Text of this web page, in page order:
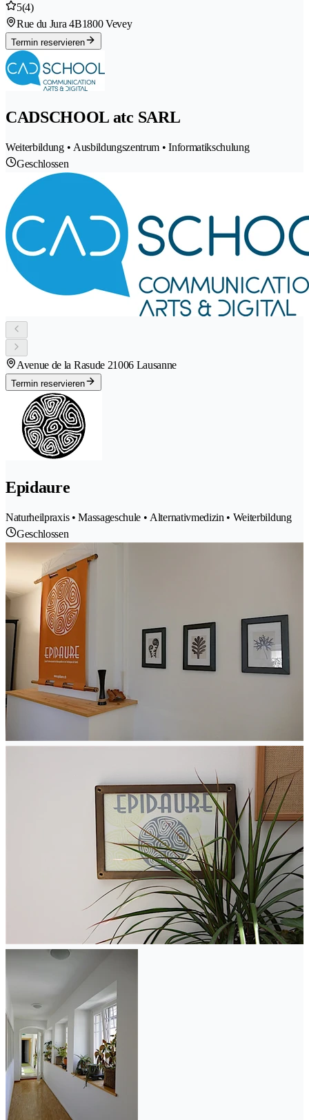
5(4)
Rue du Jura 4B1800 Vevey
Termin reservieren
CADSCHOOL atc SARL
Weiterbildung • Ausbildungszentrum • Informatikschulung
Geschlossen
Avenue de la Rasude 21006 Lausanne
Termin reservieren
Epidaure
Naturheilpraxis • Massageschule • Alternativmedizin • Weiterbildung
Geschlossen